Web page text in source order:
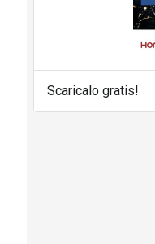
Scaricalo gratis!